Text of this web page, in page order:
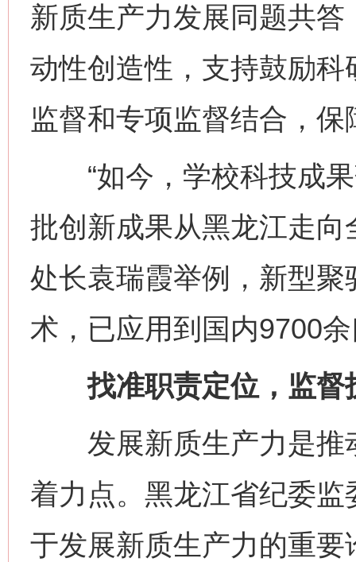
新质生产力发展同题共
动性创造性，支持鼓励
监督和专项监督结合，
“如今，学校科技成果
批创新成果从黑龙江走向
处长袁瑞霞举例，新型
术，已应用到国内9700
找准职责定位，监督
发展新质生产力是推
着力点。黑龙江省纪委
于发展新质生产力的重要